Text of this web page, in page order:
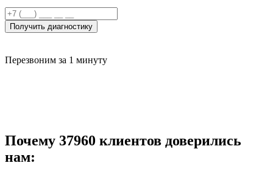
Получить диагностику
Перезвоним за 1 минуту
Почему 37960 клиентов доверились
нам: